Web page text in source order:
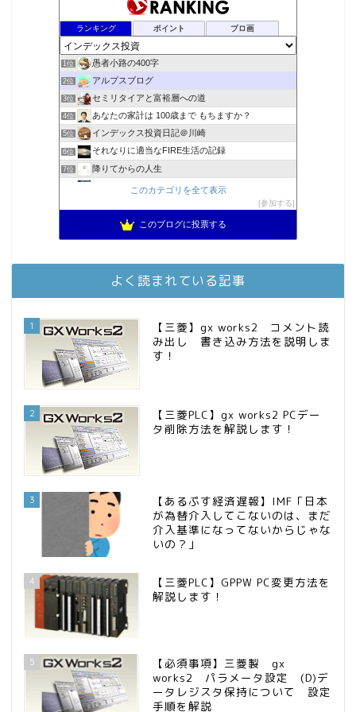
ランキング ポイント ブロ画
1位 愚者小路の400字
2位 アルプスブログ
3位 セミリタイアと富裕層への道
4位 あなたの家計は 100歳まで もちますか？
5位 インデックス投資日記＠川崎
6位 それなりに適当なFIRE生活の記録
7位 降りてからの人生
2023年(46歳)FIRE！！！＠20XX年FIRE！！！
スパコンSEが効率的投資で一家セミリタイアするブログ
11位 MBAのインデックス投資日記
庶民的家族がインデックス投資でセミリタイア目指してみた
このカテゴリを全て表示
参加する
このブログに投票する
よく読まれている記事
1
【三菱】gx works2 コメント読
み出し 書き込み方法を説明しま
す！
2
【三菱PLC】gx works2 PCデー
タ削除方法を解説します！
3
【あるぷす経済遅報】IMF「日本
が為替介入してこないのは、まだ
介入基準になってないからじゃな
いの？」
4
【三菱PLC】GPPW PC変更方法を
解説します！
5
【必須事項】三菱製 gx
works2 パラメータ設定 (D)デ
ータレジスタ保持について 設定
手順を解説